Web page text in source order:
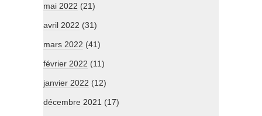
mai 2022 (21)
avril 2022 (31)
mars 2022 (41)
février 2022 (11)
janvier 2022 (12)
décembre 2021 (17)